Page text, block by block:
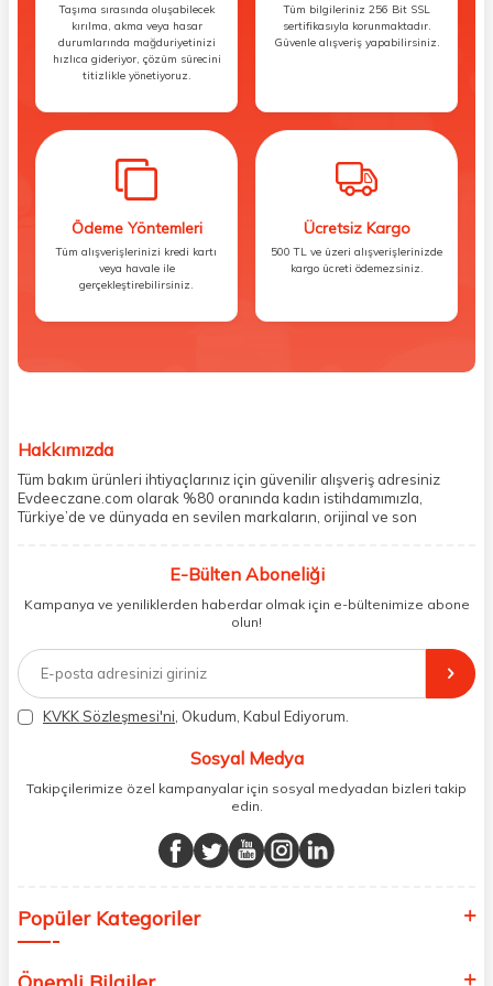
Taşıma sırasında oluşabilecek
kırılma, akma veya hasar
durumlarında mağduriyetinizi
hızlıca gideriyor, çözüm sürecini
titizlikle yönetiyoruz.
Tüm bilgileriniz 256 Bit SSL
sertifikasıyla korunmaktadır.
Güvenle alışveriş yapabilirsiniz.
Ödeme Yöntemleri
Tüm alışverişlerinizi kredi kartı
veya havale ile
gerçekleştirebilirsiniz.
Ücretsiz Kargo
500 TL ve üzeri alışverişlerinizde
kargo ücreti ödemezsiniz.
Hakkımızda
Tüm bakım ürünleri ihtiyaçlarınız için güvenilir alışveriş adresiniz
Evdeeczane.com olarak %80 oranında kadın istihdamımızla,
Türkiye’de ve dünyada en sevilen markaların, orijinal ve son
paketliyoruz. Herhangi bir durumdan dolayı olumsuz olarak geri
müşteri temsilcilerimiz aracılığı ile gerekli tüm desteği sağlıyoruz.
2017 yılından bugüne, yüzlerce marka ve binlerce ürün seçeneğini
doğrudan markalardan ya da markaların yetkili Türkiye
distribütörlerinden faturalı olarak tedarik ediyor ve müşterilerimize
aynı şekilde faturalı ve orijinal ambalajlarda gönderim sağlıyoruz.
Paketleme sürecinde geri dönüştürülebilir malzemeler kullanarak
atık oranımızı en aza indiriyor ve daha yaşanabilir bir dünya
E-Bülten Aboneliği
Kampanya ve yeniliklerden haberdar olmak için e-bültenimize abone
olun!
KVKK Sözleşmesi'ni , Okudum, Kabul Ediyorum.
Sosyal Medya
Takipçilerimize özel kampanyalar için sosyal medyadan bizleri takip
edin.
Popüler Kategoriler